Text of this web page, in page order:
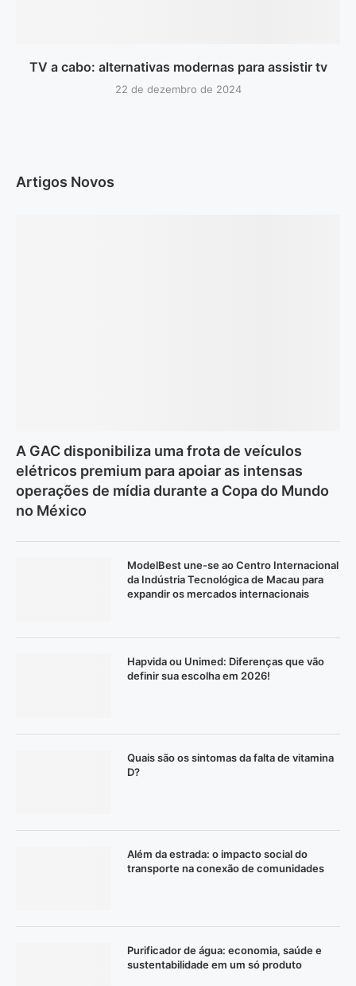
TV a cabo: alternativas modernas para assistir tv
22 de dezembro de 2024
Artigos Novos
A GAC disponibiliza uma frota de veículos
elétricos premium para apoiar as intensas
operações de mídia durante a Copa do Mundo
no México
ModelBest une-se ao Centro Internacional
da Indústria Tecnológica de Macau para
expandir os mercados internacionais
Hapvida ou Unimed: Diferenças que vão
definir sua escolha em 2026!
Quais são os sintomas da falta de vitamina
D?
Além da estrada: o impacto social do
transporte na conexão de comunidades
Purificador de água: economia, saúde e
sustentabilidade em um só produto